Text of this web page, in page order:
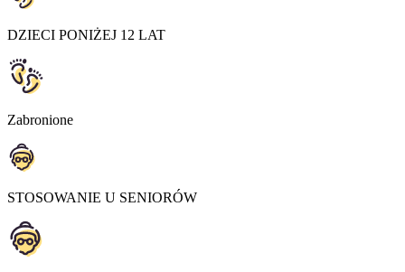
DZIECI PONIŻEJ 12 LAT
Zabronione
STOSOWANIE U SENIORÓW